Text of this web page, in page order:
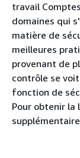
travail
domaines qui
matière de
meilleures
provenant de
contrôle se
fonction de
Pour obtenir